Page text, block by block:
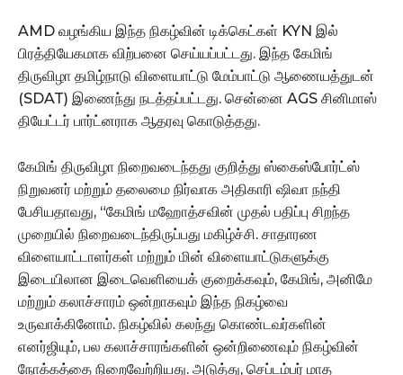
AMD வழங்கிய இந்த நிகழ்வின் டிக்கெட்கள் KYN இல்
பிரத்தியேகமாக விற்பனை செய்யப்பட்டது. இந்த கேமிங்
திருவிழா தமிழ்நாடு விளையாட்டு மேம்பாட்டு ஆணையத்துடன்
(SDAT) இணைந்து நடத்தப்பட்டது. சென்னை AGS சினிமாஸ்
தியேட்டர் பார்ட்னராக ஆதரவு கொடுத்தது.
கேமிங் திருவிழா நிறைவடைந்தது குறித்து ஸ்கைஸ்போர்ட்ஸ்
நிறுவனர் மற்றும் தலைமை நிர்வாக அதிகாரி ஷிவா நந்தி
பேசியதாவது, “கேமிங் மஹோத்சவின் முதல் பதிப்பு சிறந்த
முறையில் நிறைவடைந்திருப்பது மகிழ்ச்சி. சாதாரண
விளையாட்டாளர்கள் மற்றும் மின் விளையாட்டுகளுக்கு
இடையிலான இடைவெளியைக் குறைக்கவும், கேமிங், அனிமே
மற்றும் கலாச்சாரம் ஒன்றாகவும் இந்த நிகழ்வை
உருவாக்கினோம். நிகழ்வில் கலந்து கொண்டவர்களின்
எனர்ஜியும், பல கலாச்சாரங்களின் ஒன்றிணைவும் நிகழ்வின்
நோக்கத்தை நிறைவேற்றியது. அடுத்து, செப்டம்பர் மாத